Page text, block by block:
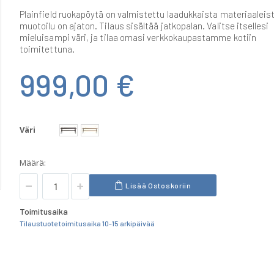
Plainfield ruokapöytä on valmistettu laadukkaista
muotoilu on ajaton. Tilaus sisältää jatkopalan. Valitse itsellesi
mieluisampi väri, ja tilaa omasi verkkokaupastamme kotiin
toimitettuna.
999,00 €
Väri
Määrä:
Lisää Ostoskoriin
Toimitusaika
Tilaustuote toimitusaika 10-15 arkipäivää